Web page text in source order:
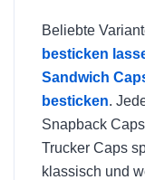
Beliebte
besticken
Sandwich
besticken.
Snapback
Trucker Caps
klassisch und